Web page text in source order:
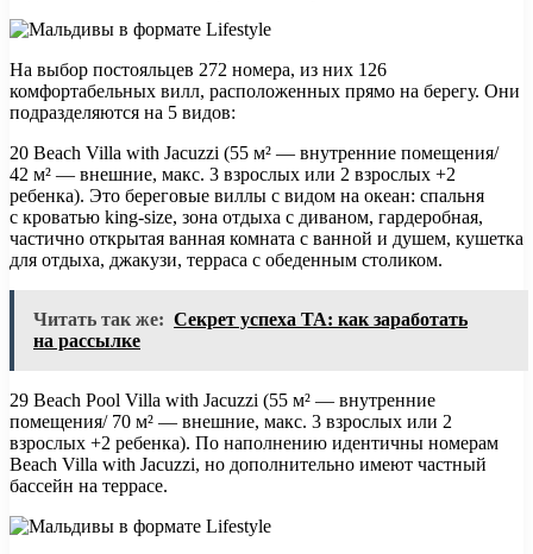
На выбор постояльцев 272 номера, из них 126
комфортабельных вилл, расположенных прямо на берегу. Они
подразделяются на 5 видов:
20 Beach Villa with Jacuzzi (55 м² — внутренние помещения/
42 м² — внешние, макс. 3 взрослых или 2 взрослых +2
ребенка). Это береговые виллы с видом на океан: спальня
с кроватью king-size, зона отдыха с диваном, гардеробная,
частично открытая ванная комната с ванной и душем, кушетка
для отдыха, джакузи, терраса с обеденным столиком.
Читать так же: Секрет успеха ТА: как заработать
на рассылке
29 Beach Pool Villa with Jacuzzi (55 м² — внутренние
помещения/ 70 м² — внешние, макс. 3 взрослых или 2
взрослых +2 ребенка). По наполнению идентичны номерам
Beach Villa with Jacuzzi, но дополнительно имеют частный
бассейн на террасе.